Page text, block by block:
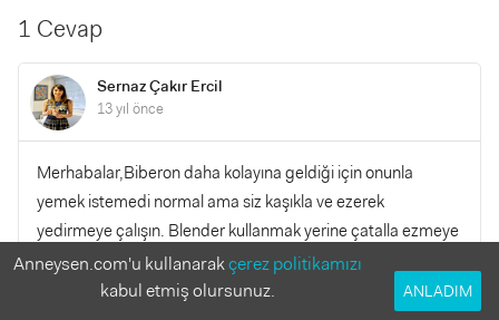
1 Cevap
Sernaz Çakır Ercil
13 yıl önce
Merhabalar,Biberon daha kolayına geldiği için onunla
yemek istemedi normal ama siz kaşıkla ve ezerek
yedirmeye çalışın. Blender kullanmak yerine çatalla ezmeye
özen gösterin. Ana yemeklerde mutlaka sofraya sizinle
birlikte otursun ve sizinle aynı yemekleri yesin. Bir süre sonra
Anneysen.com'u kullanarakçerez politikamızı
kabul etmiş olursunuz.
ANLADIM